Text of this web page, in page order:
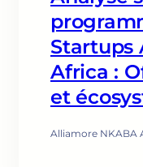
Startups
Africa :
et
Alliamore NKABA